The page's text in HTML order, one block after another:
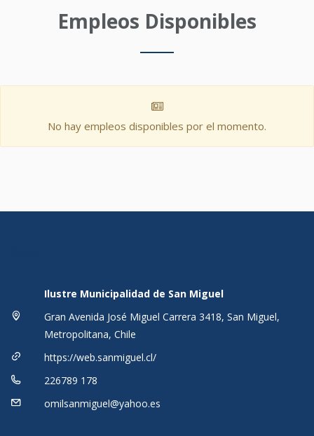
Empleos Disponibles
No hay empleos disponibles por el momento.
Ilustre Municipalidad de San Miguel
Gran Avenida José Miguel Carrera 3418, San Miguel,
Metropolitana, Chile
https://web.sanmiguel.cl/
226789 178
omilsanmiguel@yahoo.es